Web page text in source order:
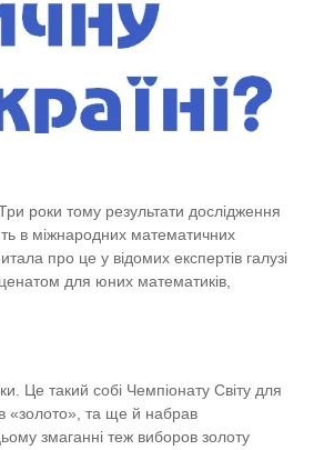
роки тому результати дослідження
в міжнародних математичних
про це у відомих експертів галузі
для юних математиків,
Це такий собі Чемпіонату Світу для
«золото», та ще й набрав
змаганні теж виборов золоту